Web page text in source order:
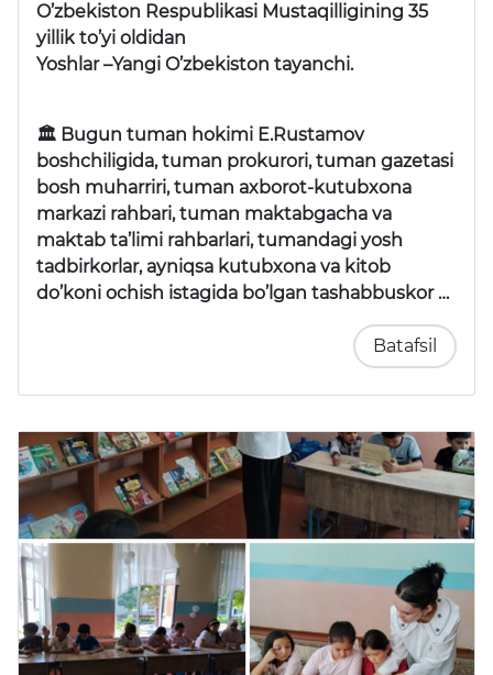
O’zbekiston Respublikasi Mustaqilligining 35
yillik to’yi oldidan
Yoshlar –Yangi O’zbekiston tayanchi.
🏛 Bugun tuman hokimi E.Rustamov
boshchiligida, tuman prokurori, tuman gazetasi
bosh muharriri, tuman axborot-kutubxona
markazi rahbari, tuman maktabgacha va
maktab ta’limi rahbarlari, tumandagi yosh
tadbirkorlar, ayniqsa kutubxona va kitob
do’koni ochish istagida bo’lgan tashabbuskor …
Batafsil